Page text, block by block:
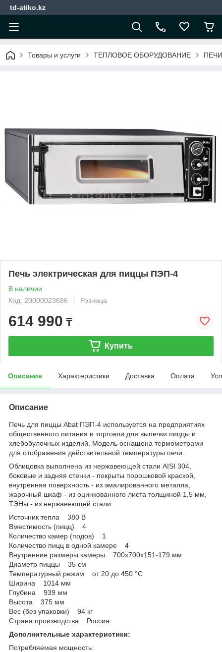
td-atiko.kz
Товары и услуги ТЕПЛОВОЕ ОБОРУДОВАНИЕ
Печь электрическая для пиццы ПЭП-4
В наличии
Код: 20000023686
Розница
614 990 ₸
Купить
Описание Характеристики Доставка Оплата
Описание
Печь для пиццы Abat ПЭП-4 используется на предприятиях
общественного питания и торговли для выпечки пиццы и
хлебобулочных изделий. Модель оснащена термометрами
для отображения действительной температуры печи.
Облицовка выполнена из нержавеющей стали AISI 304,
боковые и задняя стенки - покрыты порошковой краской,
внутренняя поверхность - из эмалированного металла,
жарочный шкаф - из оцинкованного листа толщиной 1,5 мм,
ТЭНы - из нержавеющей стали.
Источник тепла 380 В
Вместимость (пицц) 4
Количество камер (подов) 1
Количество пицц в одной камере 4
Внутренние размеры камеры 700x700x151-179 мм
Диаметр пиццы 35 см
Температурный режим от 20 до 450 °С
Ширина 1014 мм
Глубина 939 мм
Высота 375 мм
Вес (без упаковки) 94 кг
Страна производства Россия
Дополнительные характеристики:
Потребляемая мощность: